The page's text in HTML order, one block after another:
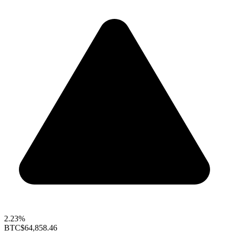
2.23%
BTC$64,858.46